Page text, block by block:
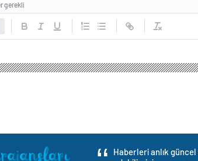
gerekli
Özgür Özel: Kayyım Atamaları Milli
Özel: Kayyım